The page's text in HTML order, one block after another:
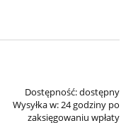
Dostępność:dostępny
Wysyłka w:24 godziny po
zaksięgowaniu wpłaty